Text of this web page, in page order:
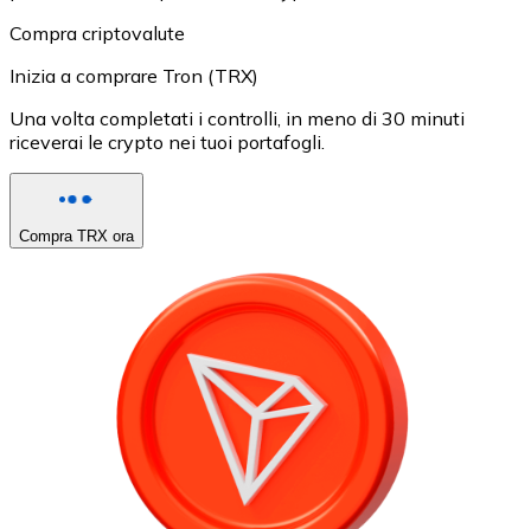
Compra criptovalute
Inizia a comprare Tron (TRX)
Una volta completati i controlli, in meno di 30 minuti
riceverai le crypto nei tuoi portafogli.
Compra TRX ora